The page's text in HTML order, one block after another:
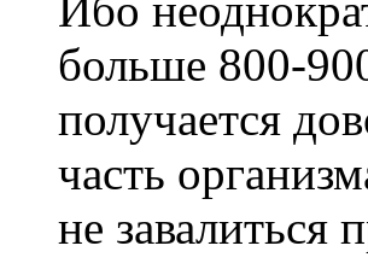
больше 800-
получается
часть
не